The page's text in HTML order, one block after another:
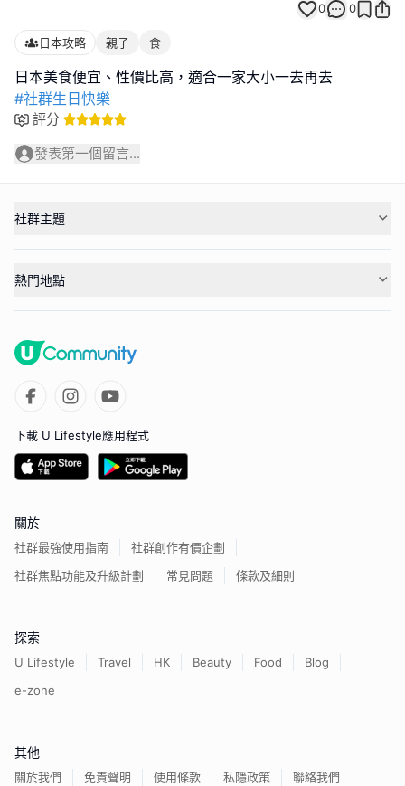
0 0
日本攻略 親子 食
#社群生日快樂
評分
發表第一個留言...
社群主題
熱門地點
下載 U Lifestyle應用程式
關於
社群最強使用指南
社群創作有價企劃
社群焦點功能及升級計劃
常見問題 條款及細則
探索
U Lifestyle Travel HK Beauty Food
Blog
e-zone
其他
關於我們 免責聲明 使用條款 私隱政策 聯絡我們